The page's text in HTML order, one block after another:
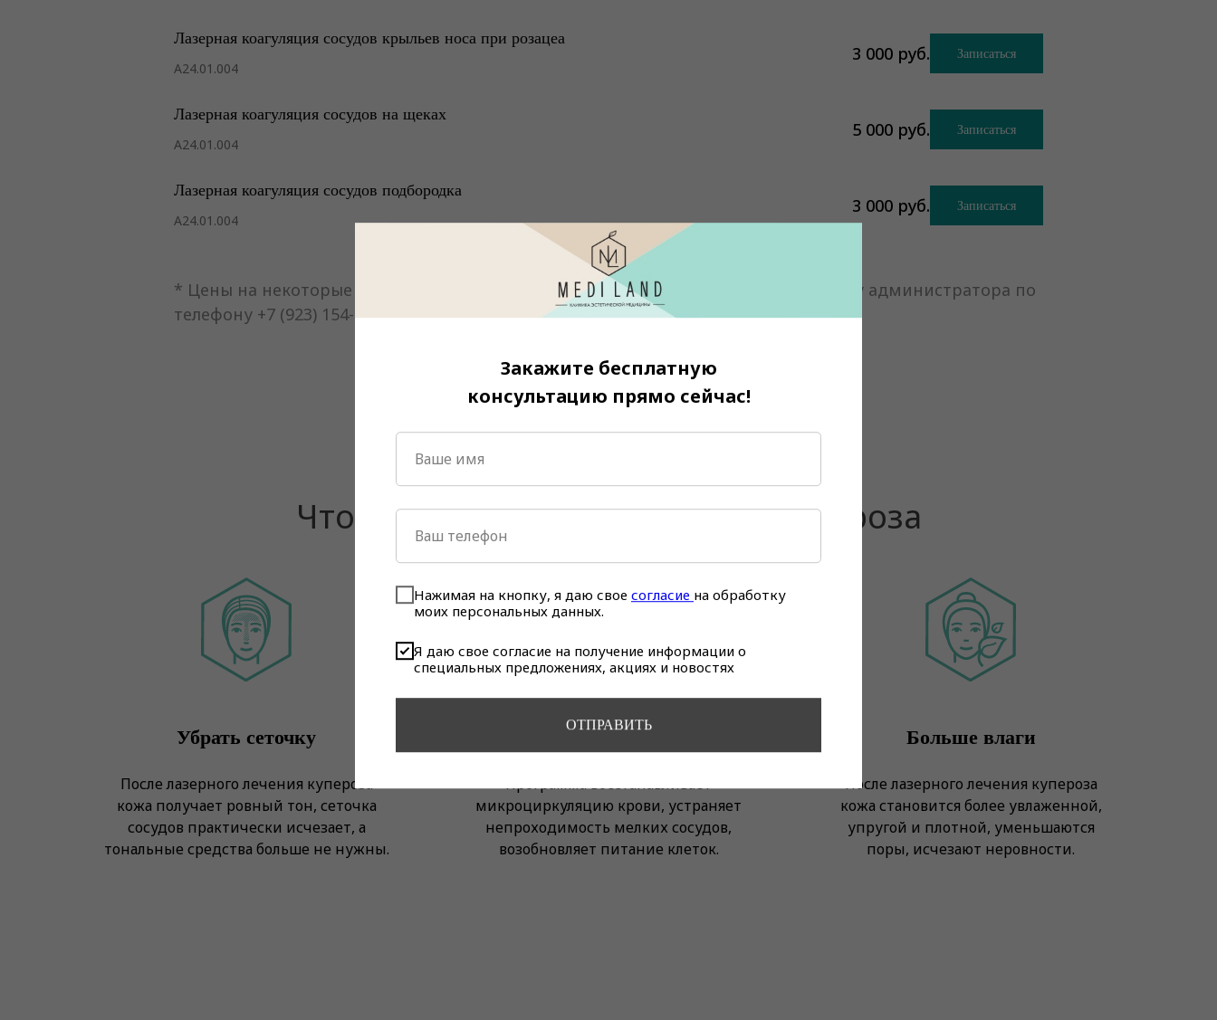
Лазерная коагуляция сосудов крыльев носа при розацеа
А24.01.004
3 000 руб. Записаться
Лазерная коагуляция сосудов на щеках
А24.01.004
5 000 руб. Записаться
Лазерная коагуляция сосудов подбородка
А24.01.004
3 000 руб. Записаться
* Цены на некоторые услуги могут быть изменены. Актуальный прайс уточняйте у администратора по
телефону +7 (923) 154-09-39
Что такое лазерное удаление купероза
Убрать сеточку
После лазерного лечения купероза
кожа получает ровный тон, сеточка
сосудов практически исчезает, а
тональные средства больше не нужны.
Здоровая кожа
Программа восстанавливает
микроциркуляцию крови, устраняет
непроходимость мелких сосудов,
возобновляет питание клеток.
Больше влаги
После лазерного лечения купероза
кожа становится более увлаженной,
упругой и плотной, уменьшаются
поры, исчезают неровности.
Закажите бесплатную
консультацию прямо сейчас!
Нажимая на кнопку, я даю свое согласие на обработку
моих персональных данных.
Я даю свое согласие на получение информации о
специальных предложениях, акциях и новостях
ОТПРАВИТЬ